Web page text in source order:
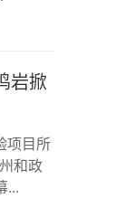
岩掀
项目所
和政
...